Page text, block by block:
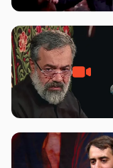
– عزاداری شب هفتم ماه
مثل تو خمیدم – حاج
– شهادت حضرت
العباس علیه السلام